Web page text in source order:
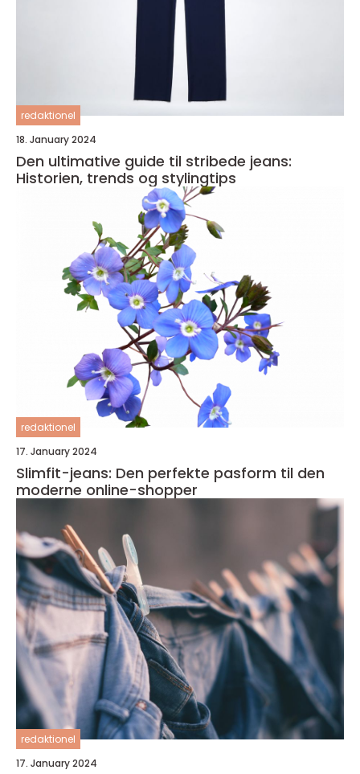
redaktionel
18. January 2024
Den ultimative guide til stribede jeans:
Historien, trends og stylingtips
redaktionel
17. January 2024
Slimfit-jeans: Den perfekte pasform til den
moderne online-shopper
redaktionel
17. January 2024